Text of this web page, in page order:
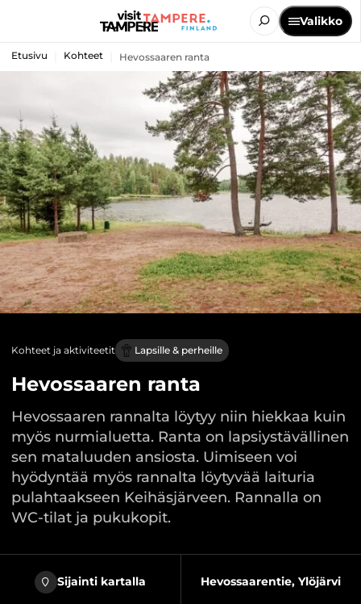
Valikko
Etusivu Kohteet Hevossaaren ranta
Kohteet ja aktiviteetit Lapsille & perheille
Hevossaaren ranta
Hevossaaren rannalta löytyy niin hiekkaa kuin
myös nurmialuetta. Ranta on lapsiystävällinen
sen mataluuden ansiosta. Uimiseen voi
hyödyntää myös rannalta löytyvää laituria
pulahtaakseen Keihäsjärveen. Rannalla on
WC-tilat ja pukukopit.
Sijainti kartalla Hevossaarentie, Ylöjärvi